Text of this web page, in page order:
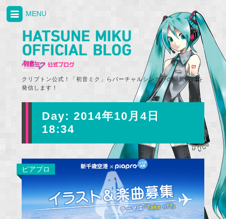
クリプトン公式！「初音ミク」らバーチャルシンガーの最新情報を
発信します！
MENU
Day: 2014年10月4日
18:34
ピアプロ